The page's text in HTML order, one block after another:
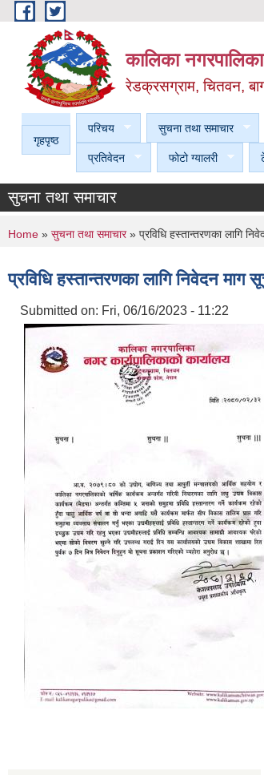
Skip to main content
कालिका
रेडक्रसग्राम, चितवन,
गृहपृष्ठ
परिचय सुचना तथा समाचार
प्रतिवेदन फोटो ग्यालरी
सुचना तथा समाचार
You are here
Home » सुचना तथा समाचार» प्रविधि हस्तान्तरणका लागि
प्रविधि हस्तान्तरणका लागि निवेदन माग
Submitted on: Fri, 06/16/2023 - 11:22